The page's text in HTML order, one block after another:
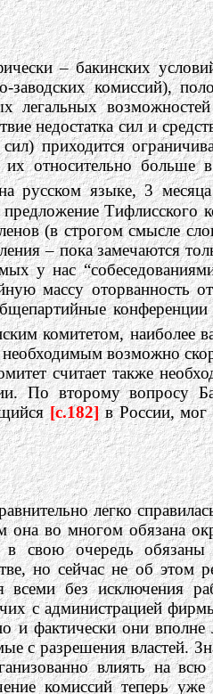
– бакинских
заводских комиссий),
легальных
недостатка сил и
сил) приходится
их относительно
русском языке, 3
Тифлисского
(в строгом смысле
– пока замечаются
у нас
массу оторванность
комитетом,
необходимым возможно
считает также
По второму вопросу
[c.182] в России, мог
легко
она во многом обязана
в свою очередь
но сейчас не об этом
всеми без исключения
с администрацией
и фактически они
с разрешения властей.
влиять на
комиссий теперь